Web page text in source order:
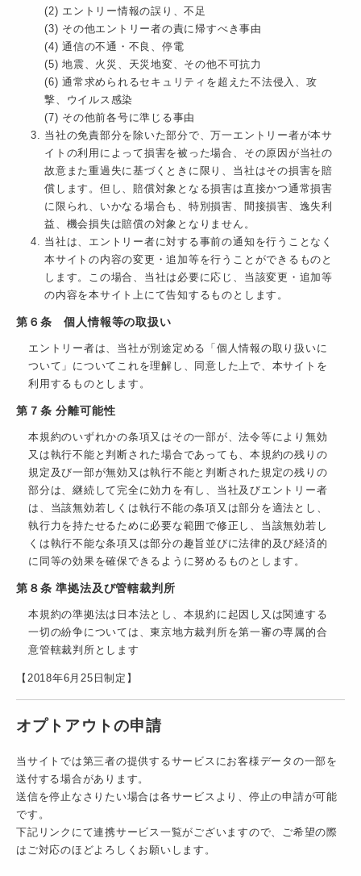
(2) エントリー情報の誤り、不足
(3) その他エントリー者の責に帰すべき事由
(4) 通信の不通・不良、停電
(5) 地震、火災、天災地変、その他不可抗力
(6) 通常求められるセキュリティを超えた不法侵入、攻
撃、ウイルス感染
(7) その他前各号に準じる事由
当社の免責部分を除いた部分で、万一エントリー者が本サ
イトの利用によって損害を被った場合、その原因が当社の
故意また重過失に基づくときに限り、当社はその損害を賠
償します。但し、賠償対象となる損害は直接かつ通常損害
に限られ、いかなる場合も、特別損害、間接損害、逸失利
益、機会損失は賠償の対象となりません。
当社は、エントリー者に対する事前の通知を行うことなく
本サイトの内容の変更・追加等を行うことができるものと
します。この場合、当社は必要に応じ、当該変更・追加等
の内容を本サイト上にて告知するものとします。
第６条 個人情報等の取扱い
エントリー者は、当社が別途定める「個人情報の取り扱いに
ついて」についてこれを理解し、同意した上で、本サイトを
利用するものとします。
第７条 分離可能性
本規約のいずれかの条項又はその一部が、法令等により無効
又は執行不能と判断された場合であっても、本規約の残りの
規定及び一部が無効又は執行不能と判断された規定の残りの
部分は、継続して完全に効力を有し、当社及びエントリー者
は、当該無効若しくは執行不能の条項又は部分を適法とし、
執行力を持たせるために必要な範囲で修正し、当該無効若し
くは執行不能な条項又は部分の趣旨並びに法律的及び経済的
に同等の効果を確保できるように努めるものとします。
第８条 準拠法及び管轄裁判所
本規約の準拠法は日本法とし、本規約に起因し又は関連する
一切の紛争については、東京地方裁判所を第一審の専属的合
意管轄裁判所とします
【2018年6月25日制定】
オプトアウトの申請
当サイトでは第三者の提供するサービスにお客様データの一部を
送付する場合があります。
送信を停止なさりたい場合は各サービスより、停止の申請が可能
です。
下記リンクにて連携サービス一覧がございますので、ご希望の際
はご対応のほどよろしくお願いします。